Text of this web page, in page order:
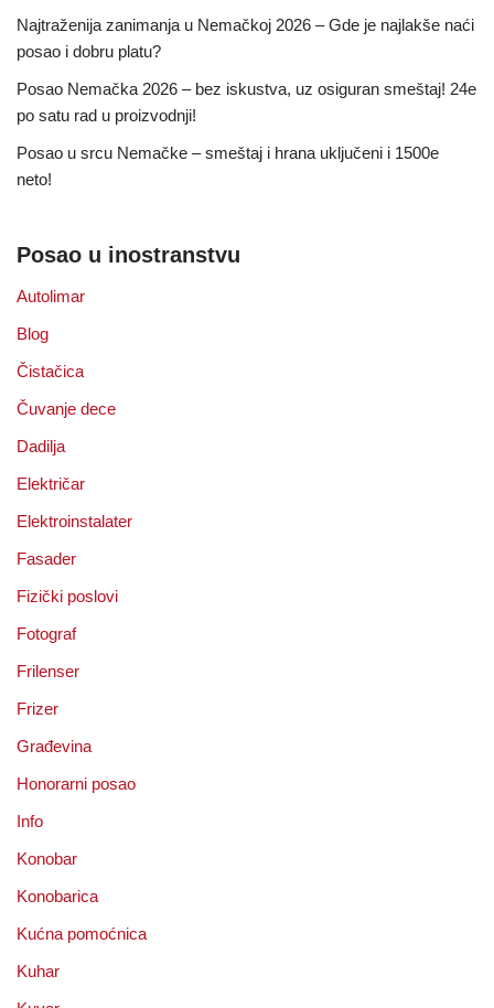
Najtraženija zanimanja u Nemačkoj 2026 – Gde je najlakše naći
posao i dobru platu?
Posao Nemačka 2026 – bez iskustva, uz osiguran smeštaj! 24e
po satu rad u proizvodnji!
Posao u srcu Nemačke – smeštaj i hrana uključeni i 1500e
neto!
Posao u inostranstvu
Autolimar
Blog
Čistačica
Čuvanje dece
Dadilja
Električar
Elektroinstalater
Fasader
Fizički poslovi
Fotograf
Frilenser
Frizer
Građevina
Honorarni posao
Info
Konobar
Konobarica
Kućna pomoćnica
Kuhar